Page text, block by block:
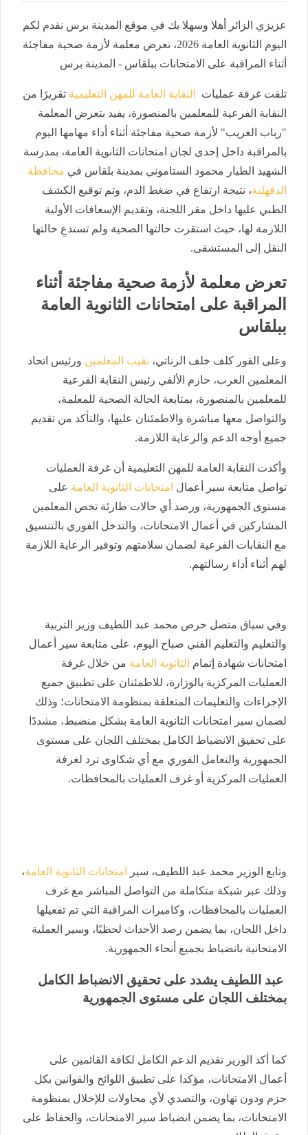
عزيزي الزائر أهلا وسهلا بك في موقع المدينة برس نقدم لكم
اليوم الثانوية العامة 2026، تعرض معلمة لأزمة صحية مفاجئة
أثناء المراقبة على الامتحانات ببلقاس - المدينة برس
تلقت غرفة عمليات النقابة العامة للمهن التعليمية تقريرًا من
النقابة الفرعية للمعلمين بالمنصورة، يفيد بتعرض المعلمة
"رباب الغريب" لأزمة صحية مفاجئة أثناء أداء مهامها اليوم
بالمراقبة داخل إحدى لجان امتحانات الثانوية العامة، بمدرسة
الشهيد الطيار محمود الستاموني بمدينة بلقاس في محافظة
الدقهلية، نتيجة ارتفاع في ضغط الدم، وتم توقيع الكشف
الطبي عليها داخل مقر اللجنة، وتقديم الإسعافات الأولية
اللازمة لها، حيث استقرت حالتها الصحية ولم تستدعِ حالتها
النقل إلى المستشفى.
تعرض معلمة لأزمة صحية مفاجئة أثناء
المراقبة على امتحانات الثانوية العامة
ببلقاس
وعلى الفور كلف خلف الزناتي، نقيب المعلمين ورئيس اتحاد
المعلمين العرب، حازم الألفي رئيس النقابة الفرعية
للمعلمين بالمنصورة، بمتابعة الحالة الصحية للمعلمة،
والتواصل معها مباشرة والاطمئنان عليها، والتأكد من تقديم
جميع أوجه الدعم والرعاية اللازمة.
وأكدت النقابة العامة للمهن التعليمية أن غرفة العمليات
تواصل متابعة سير أعمال امتحانات الثانوية العامة على
مستوى الجمهورية، ورصد أي حالات طارئة تخص المعلمين
المشاركين في أعمال الامتحانات، والتدخل الفوري بالتنسيق
مع النقابات الفرعية لضمان سلامتهم وتوفير الرعاية اللازمة
لهم أثناء أداء رسالتهم.
وفي سياق متصل حرص محمد عبد اللطيف وزير التربية
والتعليم والتعليم الفني صباح اليوم، على متابعة سير أعمال
امتحانات شهادة إتمام الثانوية العامة من خلال غرفة
العمليات المركزية بالوزارة، للاطمئنان على تطبيق جميع
الإجراءات والتعليمات المتعلقة بمنظومة الامتحانات؛ وذلك
لضمان سير امتحانات الثانوية العامة بشكل منضبط، مشددًا
على تحقيق الانضباط الكامل بمختلف اللجان على مستوى
الجمهورية والتعامل الفوري مع أي شكاوى ترد لغرفة
العمليات المركزية أو غرف العمليات بالمحافظات.
وتابع الوزير محمد عبد اللطيف، سير امتحانات الثانوية العامة،
وذلك عبر شبكة متكاملة من التواصل المباشر مع غرف
العمليات بالمحافظات، وكاميرات المراقبة التي تم تفعيلها
داخل اللجان، بما يضمن رصد الأحداث لحظيًا، وسير العملية
الامتحانية بانضباط بجميع أنحاء الجمهورية.
عبد اللطيف يشدد على تحقيق الانضباط الكامل
بمختلف اللجان على مستوى الجمهورية
كما أكد الوزير تقديم الدعم الكامل لكافة القائمين على
أعمال الامتحانات، مؤكدا على تطبيق اللوائح والقوانين بكل
حزم ودون تهاون، والتصدي لأي محاولات للإخلال بمنظومة
الامتحانات، بما يضمن انضباط سير الامتحانات، والحفاظ على